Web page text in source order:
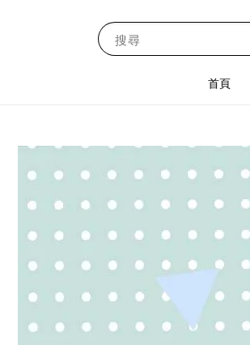
搜尋
首頁